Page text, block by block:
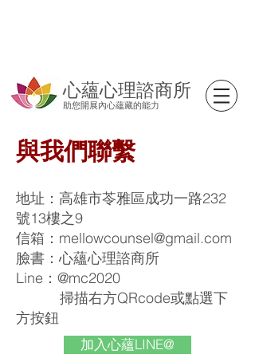
心蘊心理諮商所
助您開展內心蘊藏的能力
與我們聯繫
地址：高雄市苓雅區成功一路232
號13樓之9
信箱： mellowcounsel@gmail.com
​臉書：心蘊心理諮商所
Line：@mc2020
掃描右方QRcode或點選下
方按鈕
加入心蘊LINE@